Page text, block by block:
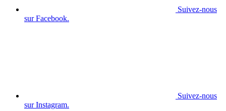
Suivez-nous
sur Facebook.
Suivez-nous
sur Instagram.